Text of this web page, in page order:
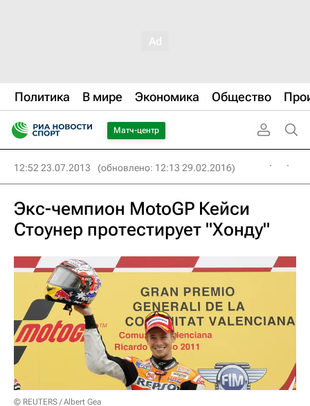
Политика В мире Экономика Общество
Матч-центр
12:52 23.07.2013 (обновлено: 12:13 29.02.2016)
Экс-чемпион MotoGP Кейси
Стоунер протестирует "Хонду"
© REUTERS / Albert Gea